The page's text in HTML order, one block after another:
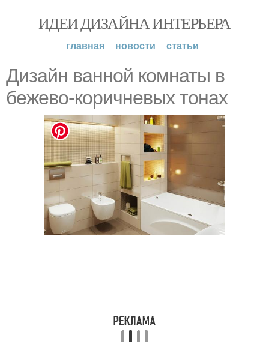
ИДЕИ ДИЗАЙНА ИНТЕРЬЕРА
главная новости статьи
Дизайн ванной комнаты в
бежево-коричневых тонах